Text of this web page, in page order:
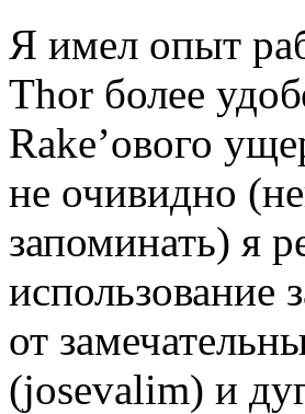
Я имел опыт
Thor более
Rake’ового
не очивидно
запоминать) я
использование
от
(josevalim) и